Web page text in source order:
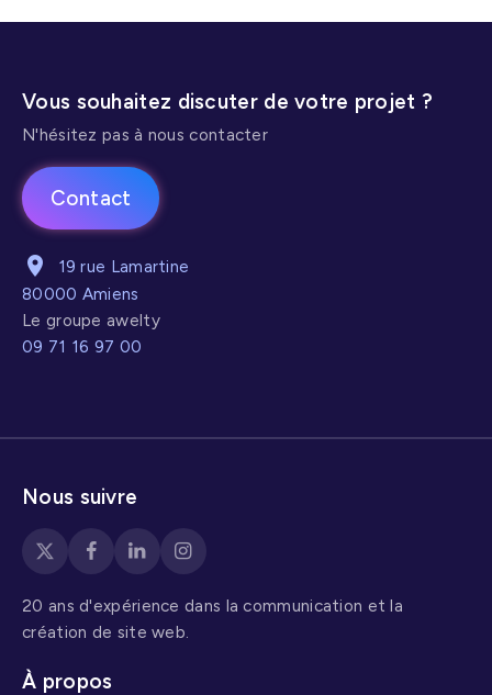
Vous souhaitez discuter de votre projet ?
N'hésitez pas à nous contacter
Contact
19 rue Lamartine
80000 Amiens
Le groupe awelty
09 71 16 97 00
Nous suivre
20 ans d'expérience dans la communication et la
création de site web.
À propos